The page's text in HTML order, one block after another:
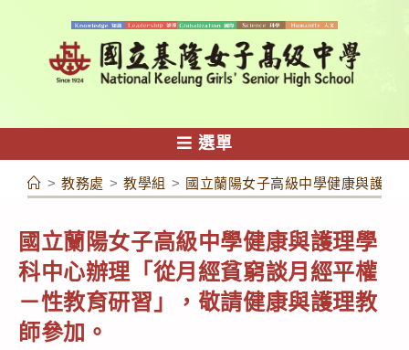
容
選單
> 教務處 > 教學組 > 國立蘭陽女子高級中學健康與護理
國立蘭陽女子高級中學健康與護理學
科中心辦理「從月經貧窮談月經平權
－性教育研習」，敬請健康與護理教
師參加。